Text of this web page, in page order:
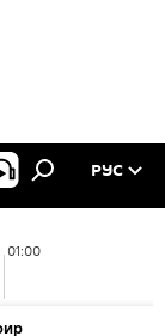
РУС
01:00